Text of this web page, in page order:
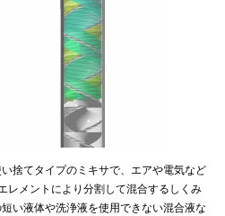
捨てタイプのミキサで、エアや電気など
レメントにより分割して混合するしくみ
い液体や洗浄液を使用できない混合液な